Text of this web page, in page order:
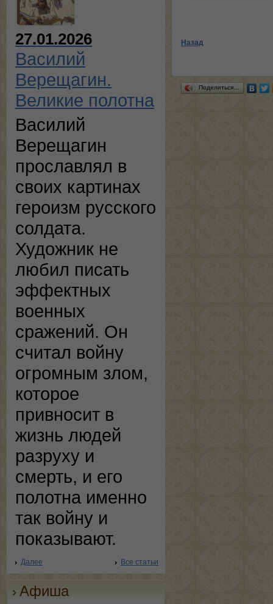
27.01.2026
Василий
Верещагин.
Великие полотна
Василий
Верещагин
прославлял в
своих картинах
героизм русского
солдата.
Художник не
любил писать
эффектных
военных
сражений. Он
считал войну
огромным злом,
которое
привносит в
жизнь людей
разруху и
смерть, и его
полотна именно
так войну и
показывают.
Далее Все статьи
Афиша
Назад
Поделиться…